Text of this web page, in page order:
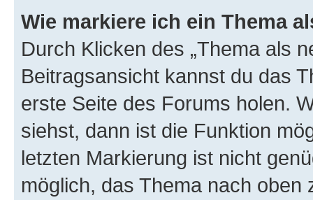
Wie markiere ich ein Thema
Durch Klicken des „Thema als
Beitragsansicht kannst du das
erste Seite des Forums holen.
siehst, dann ist die Funktion
letzten Markierung ist nicht
möglich, das Thema nach oben